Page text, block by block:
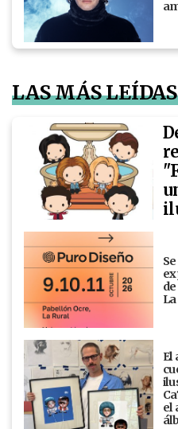
LAS MÁS LEÍDAS
El
el